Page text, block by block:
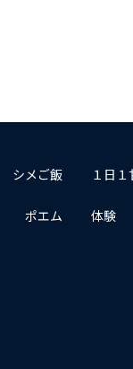
シメご飯 １日１
ポエム 体験